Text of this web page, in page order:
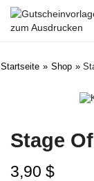
Startseite » Shop »
Stage
3,90 $